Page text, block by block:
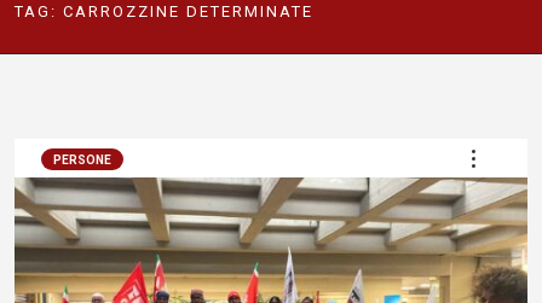
TAG: CARROZZINE DETERMINATE
PERSONE